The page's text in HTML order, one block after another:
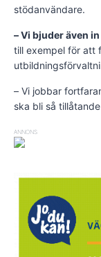
stödanvändare.
– Vi bjuder även
till exempel för att
– Vi jobbar
ska bli så
ANNONS